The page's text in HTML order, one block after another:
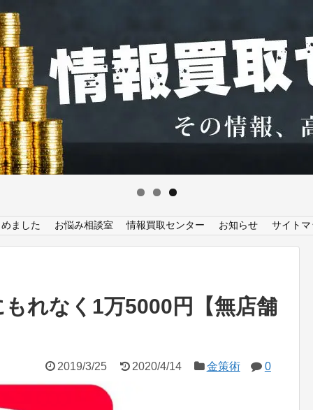
ました お悩み相談室 情報買取センター お知らせ サイトマ
れなく1万5000円【無店舗
2019/3/25 2020/4/14 金策術 0